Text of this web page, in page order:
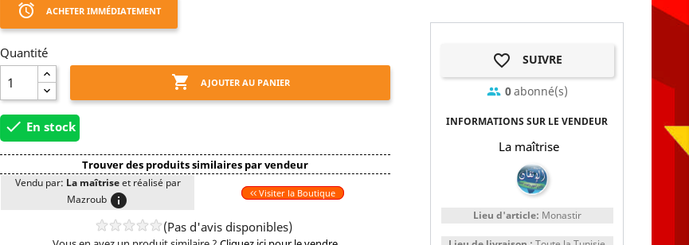
access_alarm ACHETER IMMÉDIATEMENT
Quantité
 AJOUTER AU PANIER
 En stock
Trouver des produits similaires par vendeur
Vendu par: La maîtrise et réalisé par
Mazroub info Visiter la Boutique
(Pas d'avis disponibles)
favorite_border SUIVRE
group 0abonné(s)
INFORMATIONS SUR LE VENDEUR
La maîtrise
Lieu d'article: Monastir